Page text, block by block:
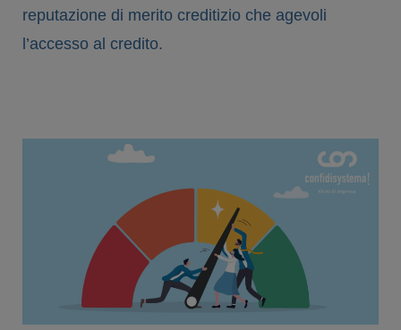
reputazione di merito creditizio che agevoli
l’accesso al credito.